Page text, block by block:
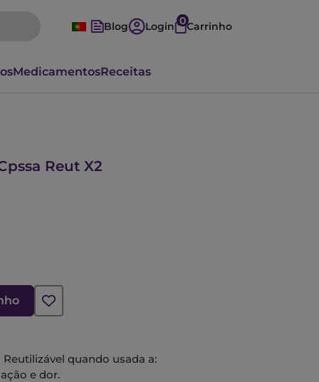
Blog Login 0Carrinho
MedicamentosReceitas
Reut X2
quando usada a:
e dor.